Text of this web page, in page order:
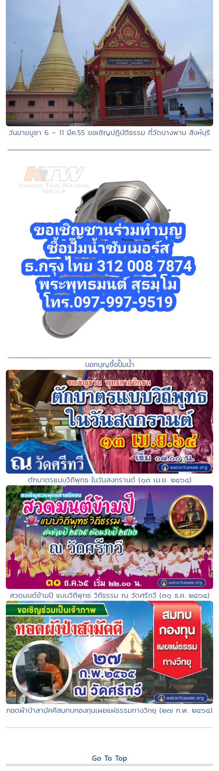
วันมาฆบูชา 6 – 11 มีค.55 ขอเชิญปฎิบัติธรรม ที่วัดบางพาน สิงห์บุรี
บอกบุญซื้อปั๊มน้ำ
ตักบาตรแบบวิถีพุทธ ในวันสงกรานต์ (๑๓ เม.ย. ๒๕๖๔)
สวดมนต์ข้ามปี แบบวิถีพุทธ วิถีธรรม ณ วัดศรีทวี (๓๑ ธ.ค. ๒๕๖๕)
ทอดผ้าป่าสามัคคีสมทบกองทุนเผยแผ่ธรรมทางวิทยุ (๒๗ ก.พ. ๒๕๖๕)
Go To Top